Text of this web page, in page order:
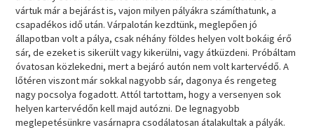
vártuk már a bejárást is, vajon milyen pályákra számíthatunk, a
csapadékos idő után. Várpalotán kezdtünk, meglepően jó
állapotban volt a pálya, csak néhány földes helyen volt bokáig érő
sár, de ezeket is sikerült vagy kikerülni, vagy átküzdeni. Próbáltam
óvatosan közlekedni, mert a bejáró autón nem volt kartervédő. A
lőtéren viszont már sokkal nagyobb sár, dagonya és rengeteg
nagy pocsolya fogadott. Attól tartottam, hogy a versenyen sok
helyen kartervédőn kell majd autózni. De legnagyobb
meglepetésünkre vasárnapra csodálatosan átalakultak a pályák.